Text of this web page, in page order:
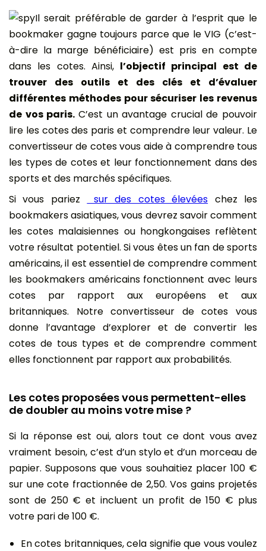
Il serait préférable de garder à l’esprit que le
bookmaker gagne toujours parce que le VIG (c’est-
à-dire la marge bénéficiaire) est pris en compte
dans les cotes. Ainsi, l’objectif principal est de
trouver des outils et des clés et d’évaluer
différentes méthodes pour sécuriser les revenus
de vos paris. C’est un avantage crucial de pouvoir
lire les cotes des paris et comprendre leur valeur. Le
convertisseur de cotes vous aide à comprendre tous
les types de cotes et leur fonctionnement dans des
sports et des marchés spécifiques.
Si vous pariez
sur des cotes élevées chez les
bookmakers asiatiques, vous devrez savoir comment
les cotes malaisiennes ou hongkongaises reflètent
votre résultat potentiel. Si vous êtes un fan de sports
américains, il est essentiel de comprendre comment
les bookmakers américains fonctionnent avec leurs
cotes par rapport aux européens et aux
britanniques. Notre convertisseur de cotes vous
donne l’avantage d’explorer et de convertir les
cotes de tous types et de comprendre comment
elles fonctionnent par rapport aux probabilités.
Les cotes proposées vous permettent-elles
de doubler au moins votre mise ?
Si la réponse est oui, alors tout ce dont vous avez
vraiment besoin, c’est d’un stylo et d’un morceau de
papier. Supposons que vous souhaitiez placer 100 €
sur une cote fractionnée de 2,50. Vos gains projetés
sont de 250 € et incluent un profit de 150 € plus
votre pari de 100 €.
En cotes britanniques, cela signifie que vous voulez